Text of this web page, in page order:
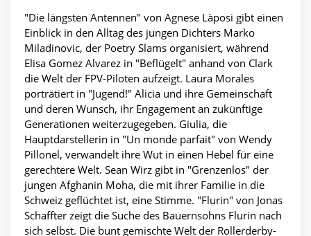
"Die längsten Antennen" von Agnese Làposi gibt einen
Einblick in den Alltag des jungen Dichters Marko
Miladinovic, der Poetry Slams organisiert, während
Elisa Gomez Alvarez in "Beflügelt" anhand von Clark
die Welt der FPV-Piloten aufzeigt. Laura Morales
porträtiert in "Jugend!" Alicia und ihre Gemeinschaft
und deren Wunsch, ihr Engagement an zukünftige
Generationen weiterzugegeben. Giulia, die
Hauptdarstellerin in "Un monde parfait" von Wendy
Pillonel, verwandelt ihre Wut in einen Hebel für eine
gerechtere Welt. Sean Wirz gibt in "Grenzenlos" der
jungen Afghanin Moha, die mit ihrer Familie in die
Schweiz geflüchtet ist, eine Stimme. "Flurin" von Jonas
Schaffter zeigt die Suche des Bauernsohns Flurin nach
sich selbst. Die bunt gemischte Welt der Rollerderby-